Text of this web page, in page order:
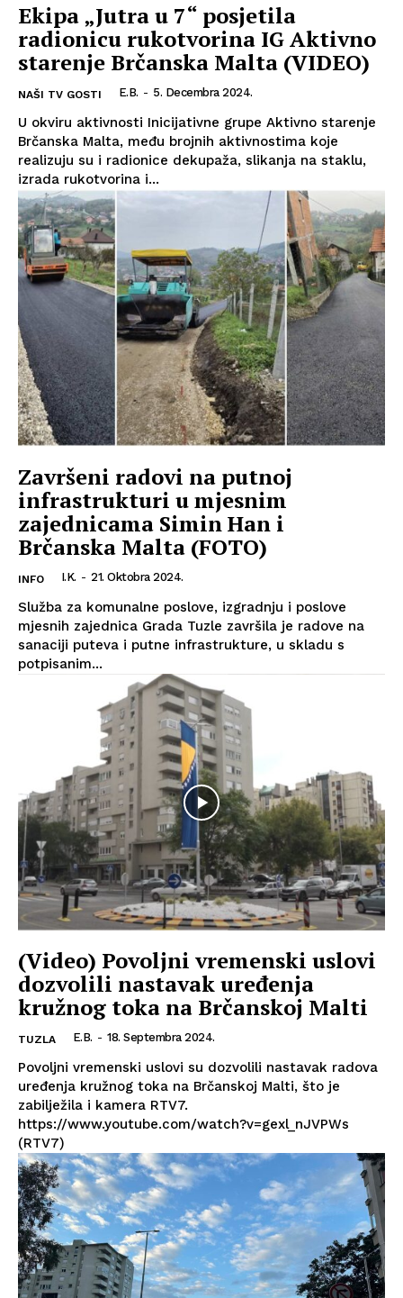
Ekipa „Jutra u 7“ posjetila
radionicu rukotvorina IG Aktivno
starenje Brčanska Malta (VIDEO)
NAŠI TV GOSTI E.B. - 5. Decembra 2024.
U okviru aktivnosti Inicijativne grupe Aktivno starenje
Brčanska Malta, među brojnih aktivnostima koje
realizuju su i radionice dekupaža, slikanja na staklu,
izrada rukotvorina i...
Završeni radovi na putnoj
infrastrukturi u mjesnim
zajednicama Simin Han i
Brčanska Malta (FOTO)
INFO I.K. - 21. Oktobra 2024.
Služba za komunalne poslove, izgradnju i poslove
mjesnih zajednica Grada Tuzle završila je radove na
sanaciji puteva i putne infrastrukture, u skladu s
potpisanim...
(Video) Povoljni vremenski uslovi
dozvolili nastavak uređenja
kružnog toka na Brčanskoj Malti
TUZLA E.B. - 18. Septembra 2024.
Povoljni vremenski uslovi su dozvolili nastavak radova
uređenja kružnog toka na Brčanskoj Malti, što je
zabilježila i kamera RTV7.
https://www.youtube.com/watch?v=gexl_nJVPWs
(RTV7)